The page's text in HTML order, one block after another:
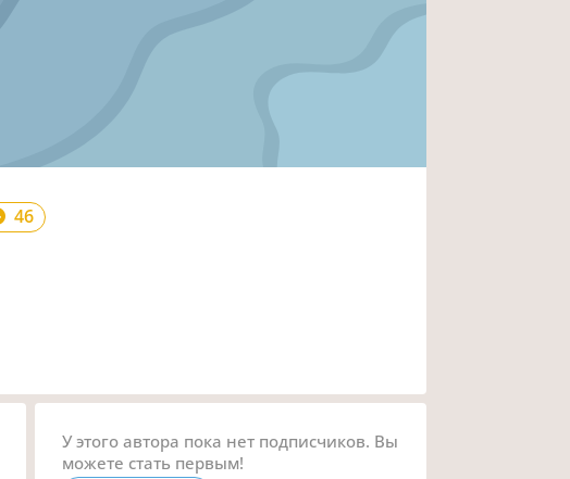
46
У этого автора пока нет подписчиков. Вы
можете стать первым!